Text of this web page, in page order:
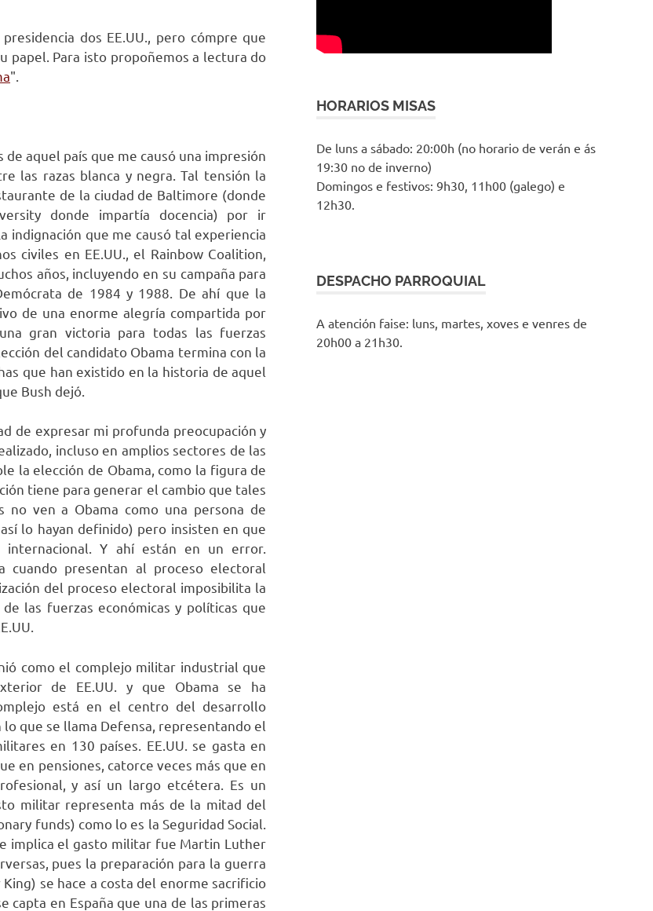
dos EE.UU., pero cómpre que
papel. Para isto propoñemos a lectura do
".
aquel país que me causó una impresión
las razas blanca y negra. Tal tensión la
de la ciudad de Baltimore (donde
donde impartía docencia) por ir
indignación que me causó tal experiencia
civiles en EE.UU., el Rainbow Coalition,
años, incluyendo en su campaña para
de 1984 y 1988. De ahí que la
de una enorme alegría compartida por
gran victoria para todas las fuerzas
del candidato Obama termina con la
que han existido en la historia de aquel
Bush dejó.
de expresar mi profunda preocupación y
incluso en amplios sectores de las
la elección de Obama, como la figura de
tiene para generar el cambio que tales
no ven a Obama como una persona de
lo hayan definido) pero insisten en que
Y ahí están en un error.
cuando presentan al proceso electoral
del proceso electoral imposibilita la
las fuerzas económicas y políticas que
como el complejo militar industrial que
de EE.UU. y que Obama se ha
está en el centro del desarrollo
que se llama Defensa, representando el
en 130 países. EE.UU. se gasta en
en pensiones, catorce veces más que en
y así un largo etcétera. Es un
militar representa más de la mitad del
funds) como lo es la Seguridad Social.
implica el gasto militar fue Martin Luther
pues la preparación para la guerra
se hace a costa del enorme sacrificio
capta en España que una de las primeras
HORARIOS MISAS
De luns a sábado: 20:00h (no horario de verán e ás
19:30 no de inverno)
Domingos e festivos: 9h30, 11h00 (galego) e
12h30.
DESPACHO PARROQUIAL
A atención faise: luns, martes, xoves e venres de
20h00 a 21h30.